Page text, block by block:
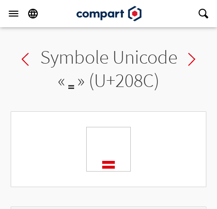
Previous char
Symbole Unicode
«₌» (U+208C)
₌